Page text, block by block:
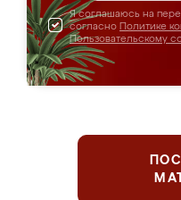
Я соглашаюсь на
согласно Политике
Пользовательскому